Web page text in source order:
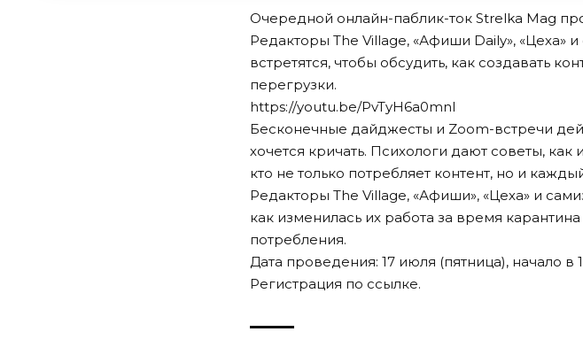
Очередной онлайн-паблик-ток Strelka Mag
Редакторы The Village, «Афиши Daily», «Цеха»
встретятся, чтобы обсудить, как создавать
перегрузки.
https://youtu.be/PvTyH6a0mnI
Бесконечные дайджесты и Zoom-встречи
хочется кричать. Психологи дают советы,
кто не только потребляет контент, но и
Редакторы The Village, «Афиши», «Цеха» и
как изменилась их работа за время
потребления.
Дата проведения: 17 июля (пятница), начало в
Регистрация по ссылке.